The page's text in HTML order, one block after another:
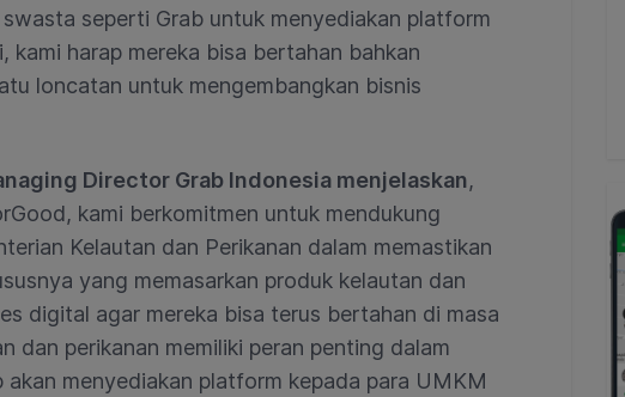
seperti Grab untuk menyediakan platform
kami harap mereka bisa bertahan bahkan
loncatan untuk mengembangkan bisnis
Director Grab Indonesia menjelaskan,
kami berkomitmen untuk mendukung
Kelautan dan Perikanan dalam memastikan
yang memasarkan produk kelautan dan
digital agar mereka bisa terus bertahan di masa
dan perikanan memiliki peran penting dalam
akan menyediakan platform kepada para UMKM